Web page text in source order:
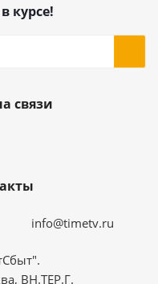
курсе!
связи
info@timetv.ru
ВН.ТЕР.Г.